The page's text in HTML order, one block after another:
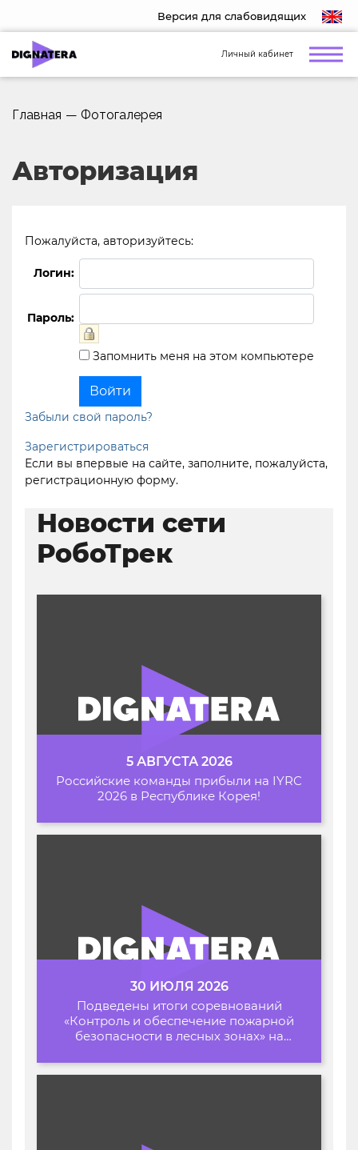
Версия для слабовидящих
Личный кабинет
Главная — Фотогалерея
Авторизация
Пожалуйста, авторизуйтесь:
Логин:
Пароль:
Запомнить меня на этом компьютере
Забыли свой пароль?
Зарегистрироваться
Если вы впервые на сайте, заполните, пожалуйста,
регистрационную форму.
Новости сети
РобоТрек
5 АВГУСТА 2026
Российские команды прибыли на IYRC
2026 в Республике Корея!
30 ИЮЛЯ 2026
Подведены итоги соревнований
«Контроль и обеспечение пожарной
безопасности в лесных зонах» на